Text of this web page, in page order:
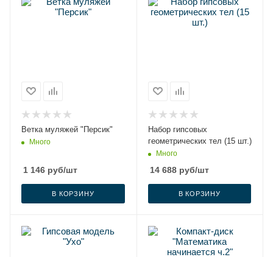
Ветка муляжей "Персик"
Много
1 146 руб/шт
В КОРЗИНУ
Набор гипсовых
геометрических тел (15 шт.)
Много
14 688руб/шт
В КОРЗИНУ